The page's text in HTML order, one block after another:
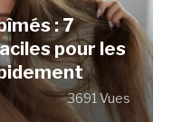
: 7
pour les
3691 Vues